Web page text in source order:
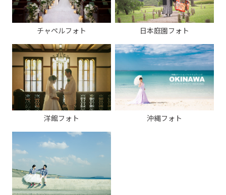
チャペルフォト 日本庭園フォト
洋館フォト 沖縄フォト